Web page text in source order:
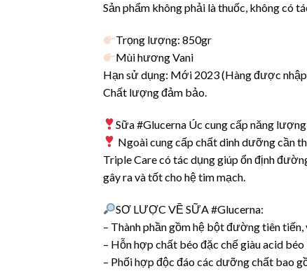
Sản phẩm không phải là thuốc, không có
Trọng lượng: 850gr
Mùi hương Vani
Hạn sử dụng: Mới 2023 (Hàng được
Chất lượng đảm bảo.
Sữa #Glucerna Úc cung cấp năng
Ngoài cung cấp chất dinh dưỡng cần
Triple Care có tác dụng giúp ổn định
gây ra và tốt cho hệ tim mạch.
SƠ LƯỢC VỀ SỮA #Glucerna:
– Thành phần gồm hệ bột đường tiên
– Hỗn hợp chất béo đặc chế giàu acid
– Phối hợp độc đáo các dưỡng chất bao